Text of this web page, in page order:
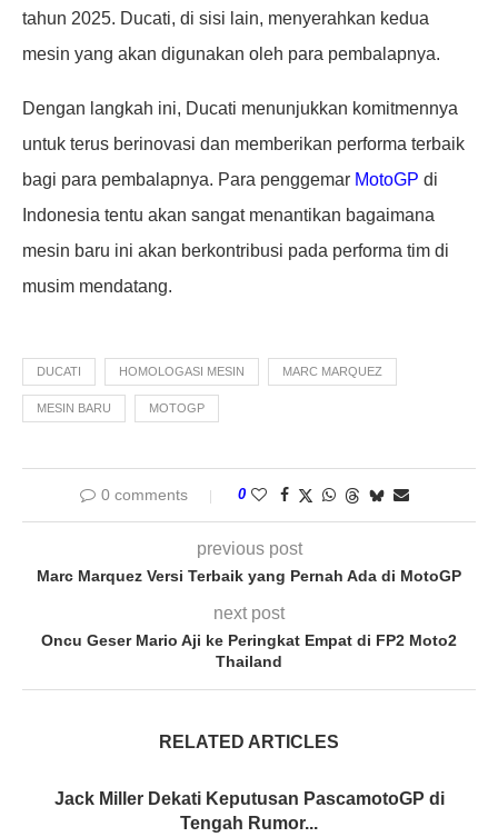
tahun 2025. Ducati, di sisi lain, menyerahkan kedua
mesin yang akan digunakan oleh para pembalapnya.
Dengan langkah ini, Ducati menunjukkan komitmennya
untuk terus berinovasi dan memberikan performa terbaik
bagi para pembalapnya. Para penggemar MotoGP di
Indonesia tentu akan sangat menantikan bagaimana
mesin baru ini akan berkontribusi pada performa tim di
musim mendatang.
DUCATI HOMOLOGASI MESIN MARC MARQUEZ
MESIN BARU MOTOGP
0 comments 0
previous post
Marc Marquez Versi Terbaik yang Pernah Ada di MotoGP
next post
Oncu Geser Mario Aji ke Peringkat Empat di FP2 Moto2
Thailand
RELATED ARTICLES
Jack Miller Dekati Keputusan PascamotoGP di
Tengah Rumor...